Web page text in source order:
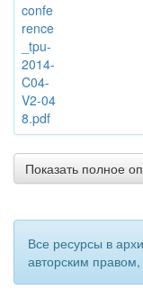
confe
rence
_tpu-
2014-
C04-
V2-04
8.pdf
Показать полное
Все ресурсы в
авторским